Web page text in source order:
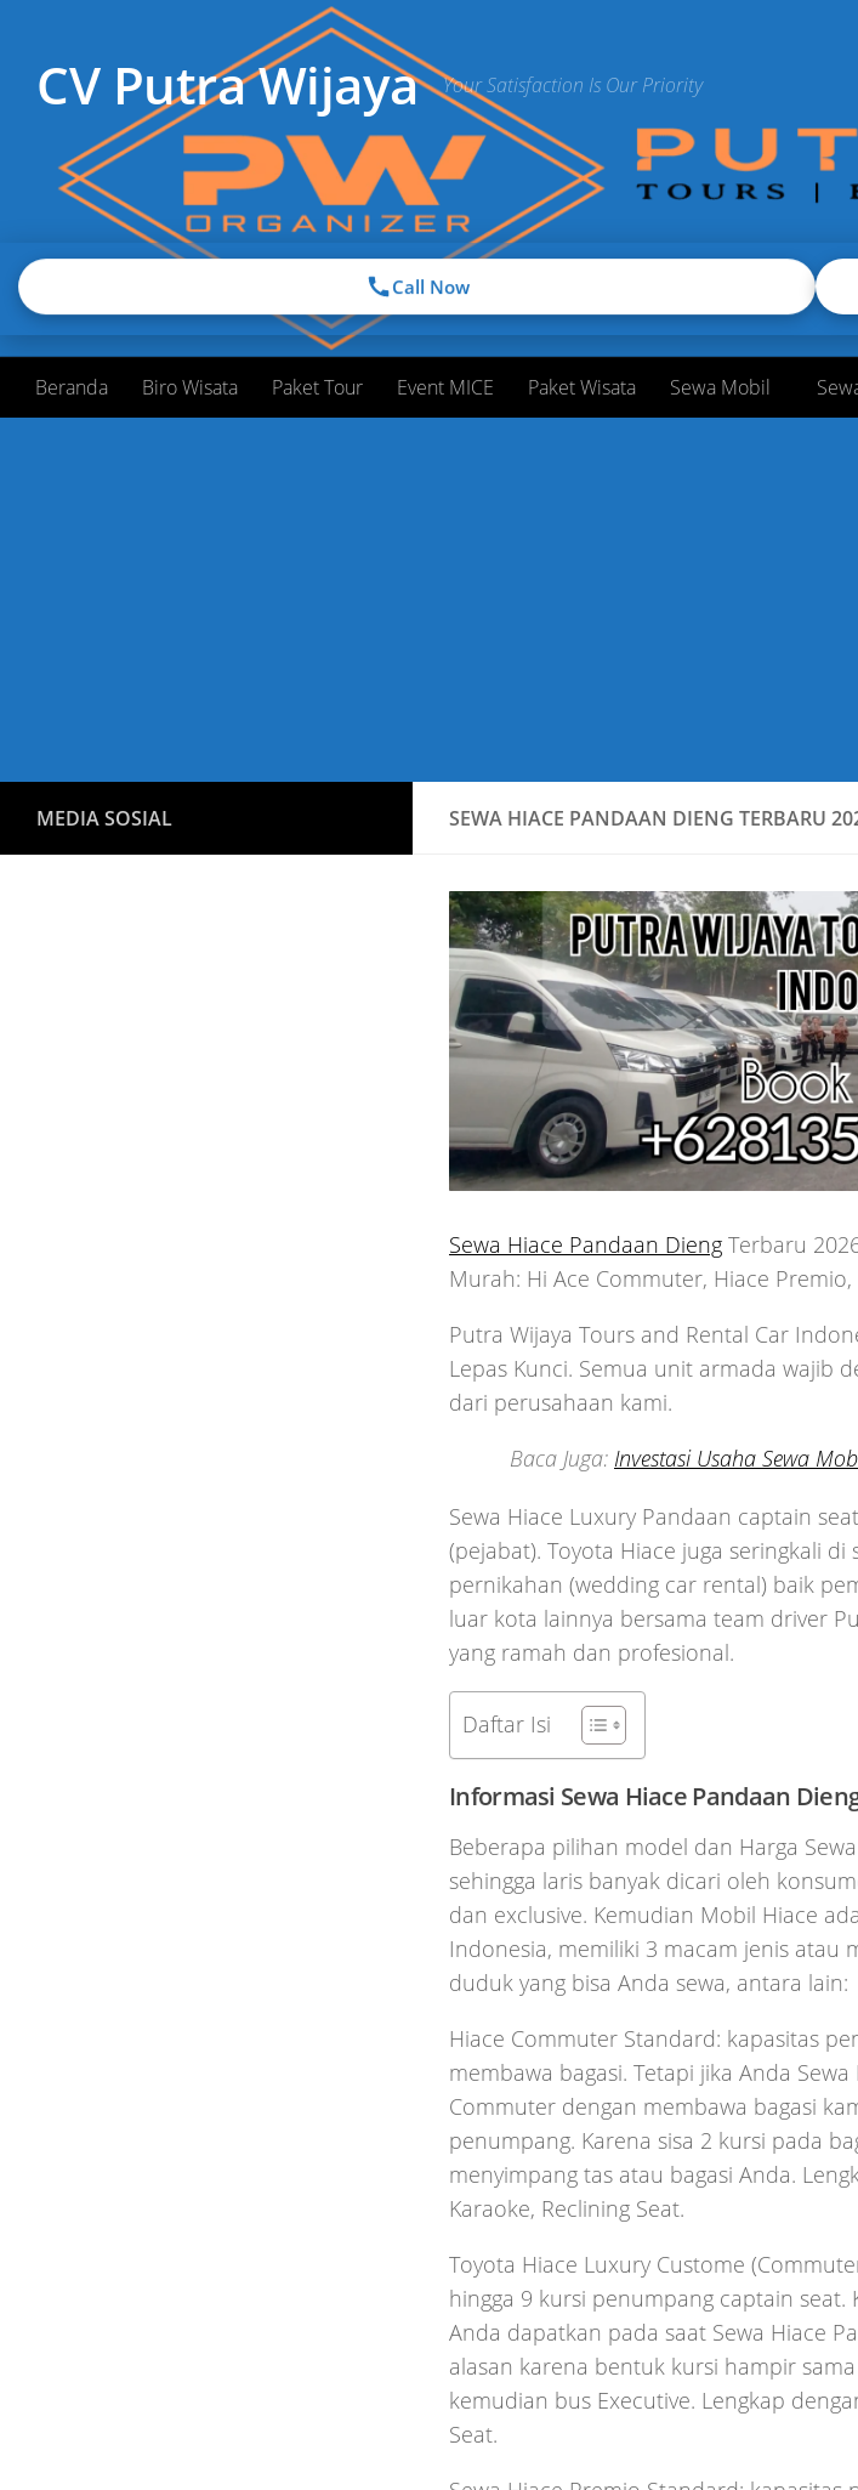
CV Putra Wijaya Your Satisfaction Is Our Priority
Beranda Biro Wisata Paket Tour Event MICE Paket Wisata Sewa Mobil
SEWA HIACE PANDAAN DIENG TERBARU
Sewa Hiace Pandaan Dieng Terbaru
Murah: Hi Ace Commuter, Hiace
Putra Wijaya Tours and Rental Car
Lepas Kunci. Semua unit armada wajib
dari perusahaan kami.
Baca Juga: Investasi Usaha Sewa
Sewa Hiace Luxury Pandaan captain
(pejabat). Toyota Hiace juga seringkali
pernikahan (wedding car rental) baik
luar kota lainnya bersama team driver
yang ramah dan profesional.
Daftar Isi
Informasi Sewa Hiace Pandaan
Beberapa pilihan model dan Harga
sehingga laris banyak dicari oleh
dan exclusive. Kemudian Mobil Hiace
Indonesia, memiliki 3 macam jenis atau
duduk yang bisa Anda sewa, antara lain:
Hiace Commuter Standard: kapasitas
membawa bagasi. Tetapi jika Anda
Commuter dengan membawa bagasi
penumpang. Karena sisa 2 kursi pada
menyimpang tas atau bagasi Anda.
Karaoke, Reclining Seat.
Toyota Hiace Luxury Custome
hingga 9 kursi penumpang captain seat.
Anda dapatkan pada saat Sewa Hiace
alasan karena bentuk kursi hampir
kemudian bus Executive. Lengkap
Seat.
MEDIA SOSIAL
Call Now